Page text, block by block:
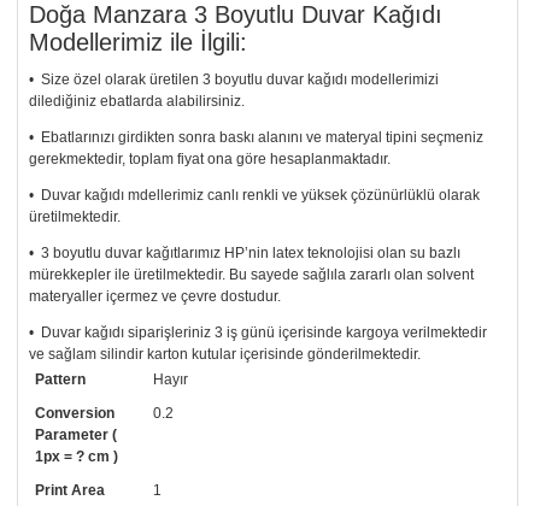
Doğa Manzara 3 Boyutlu Duvar Kağıdı
Modellerimiz ile İlgili:
• Size özel olarak üretilen 3 boyutlu duvar kağıdı modellerimizi
dilediğiniz ebatlarda alabilirsiniz.
• Ebatlarınızı girdikten sonra baskı alanını ve materyal tipini seçmeniz
gerekmektedir, toplam fiyat ona göre hesaplanmaktadır.
• Duvar kağıdı mdellerimiz canlı renkli ve yüksek çözünürlüklü olarak
üretilmektedir.
• 3 boyutlu duvar kağıtlarımız HP’nin latex teknolojisi olan su bazlı
mürekkepler ile üretilmektedir. Bu sayede sağlıla zararlı olan solvent
materyaller içermez ve çevre dostudur.
• Duvar kağıdı siparişleriniz 3 iş günü içerisinde kargoya verilmektedir
ve sağlam silindir karton kutular içerisinde gönderilmektedir.
• Tutkalınız, siparişiniz ile birlikte ücretsiz olarak gönderilecektir.
Uygulaması standart duvar kağıdı ile aynıdır. Siparişiniz ile birlikte
uygulama kılavuzu da gönderilecektir.
arayıp talebinizi iletebilirsiniz.
Pattern
Hayır
Conversion
Parameter (
1px = ? cm )
0.2
Print Area
1